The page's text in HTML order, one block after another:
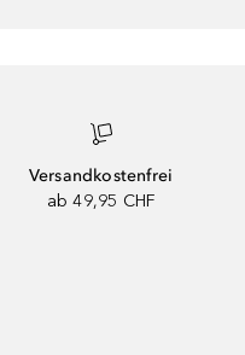
Versandkostenfrei
ab 49,95 CHF